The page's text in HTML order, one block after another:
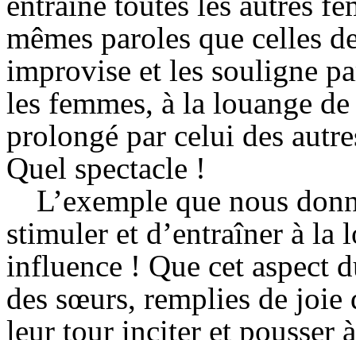
mêmes paroles que celles
improvise et les souligne
les femmes, à la louange
prolongé par celui des
Quel spectacle !
L’exemple que nous
stimuler et d’entraîner à la
influence ! Que cet aspect
des sœurs, remplies de joie
leur tour inciter et pousser